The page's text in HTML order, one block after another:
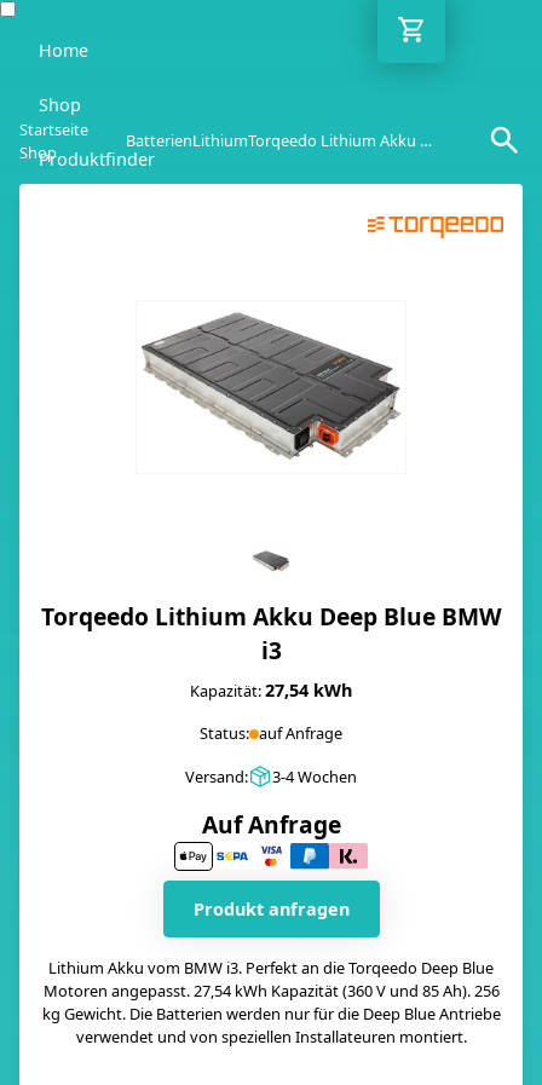
Home
Shop
Produktfinder
Startseite
Shop
BatterienLithium Torqeedo Lithium Akku Deep Blue BMW I3
Torqeedo Lithium Akku Deep Blue BMW
i3
Kapazität:27,54 kWh
Status: auf Anfrage
Versand:
3-4 Wochen
Auf Anfrage
Produkt anfragen
Lithium Akku vom BMW i3. Perfekt an die Torqeedo Deep Blue
Motoren angepasst. 27,54 kWh Kapazität (360 V und 85 Ah). 256
kg Gewicht. Die Batterien werden nur für die Deep Blue Antriebe
verwendet und von speziellen Installateuren montiert.